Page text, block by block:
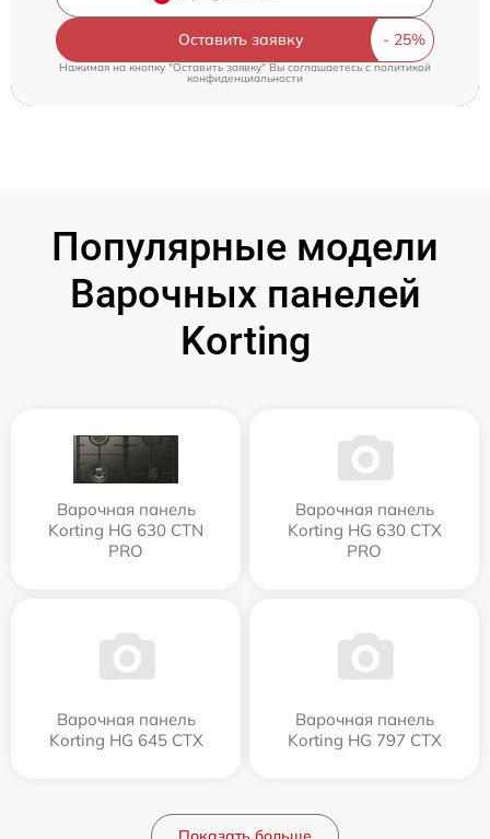
Оставить заявку
Нажимая на кнопку "Оставить заявку" Вы соглашаетесь cполитикой
конфиденциальности
Популярные модели
Варочных панелей
Korting
Варочная панель
Korting HG 630 CTN
PRO
Варочная панель
Korting HG 630 CTX
PRO
Варочная панель
Korting HG 645 CTX
Варочная панель
Korting HG 797 CTX